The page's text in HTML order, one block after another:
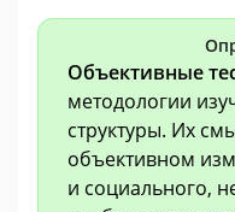
Объективные
методологии
структуры. Их
объективном
и социального,